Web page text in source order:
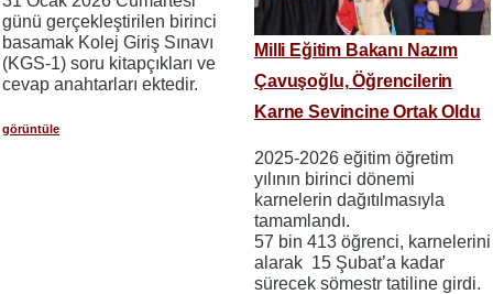
günü gerçekleştirilen birinci
basamak Kolej Giriş Sınavı
(KGS-1) soru kitapçıkları ve
cevap anahtarları ektedir.
görüntüle
Milli Eğitim Bakanı Nazım
Çavuşoğlu, Öğrencilerin
Karne Sevincine Ortak Oldu
2025-2026 eğitim öğretim
yılının birinci dönemi
karnelerin dağıtılmasıyla
tamamlandı.
57 bin 413 öğrenci, karnelerini
alarak 15 Şubat’a kadar
sürecek sömestr tatiline girdi.